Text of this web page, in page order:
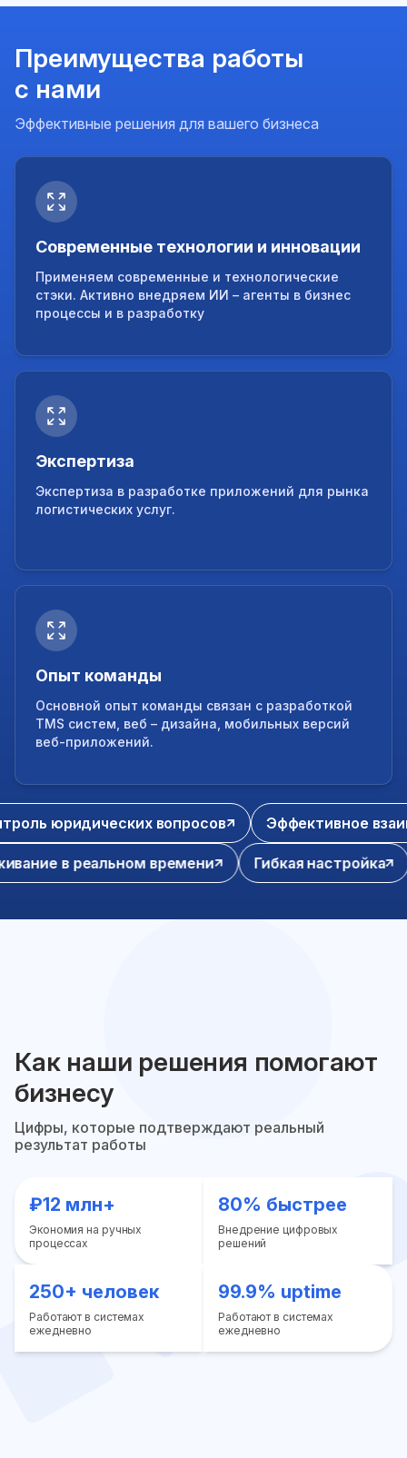
Преимущества работы
с нами
Эффективные решения для вашего бизнеса
Современные технологии и инновации
Применяем современные и технологические
стэки. Активно внедряем ИИ – агенты в бизнес
процессы и в разработку
Экспертиза
Экспертиза в разработке приложений для рынка
логистических услуг.
Опыт команды
Основной опыт команды связан с разработкой
TMS систем, веб – дизайна, мобильных версий
веб-приложений.
юридических вопросов Эффективное
в реальном времени Гибкая
Как наши решения помогают
бизнесу
Цифры, которые подтверждают реальный
результат работы
₽12 млн+
Экономия на ручных
процессах
80% быстрее
Внедрение цифровых
решений
250+ человек
Работают в системах
ежедневно
99.9% uptime
Работают в системах
ежедневно